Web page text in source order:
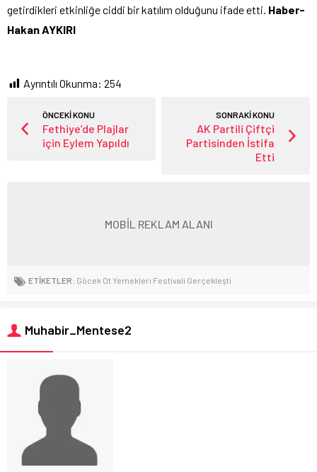
getirdikleri etkinliğe ciddi bir katılım olduğunu ifade etti. Haber-
Hakan AYKIRI
Ayrıntılı Okunma: 254
ÖNCEKİ KONU
Fethiye’de Plajlar
için Eylem Yapıldı
SONRAKİ KONU
AK Partili Çiftçi
Partisinden İstifa
Etti
MOBİL REKLAM ALANI
ETİKETLER: Göcek Ot Yemekleri Festivali Gerçekleşti
Muhabir_Mentese2